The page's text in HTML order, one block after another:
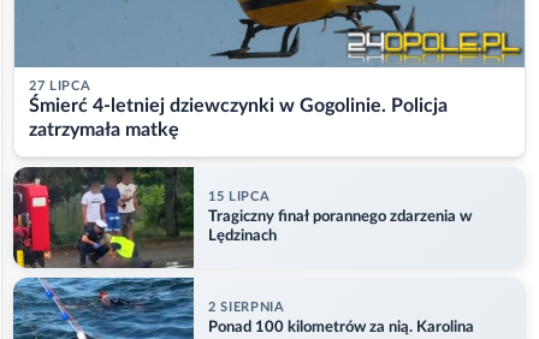
27 LIPCA
Śmierć 4-letniej dziewczynki w Gogolinie. Policja
zatrzymała matkę
15 LIPCA
Tragiczny finał porannego zdarzenia w
Lędzinach
2 SIERPNIA
Ponad 100 kilometrów za nią. Karolina